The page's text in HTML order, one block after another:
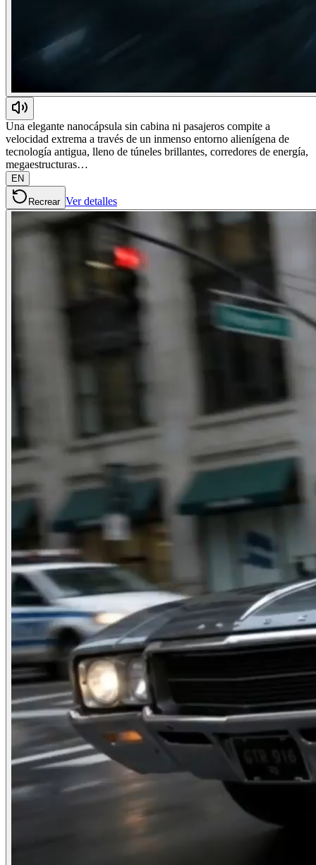
Una elegante nanocápsula sin cabina ni pasajeros compite a
velocidad extrema a través de un inmenso entorno alienígena de
tecnología antigua, lleno de túneles brillantes, corredores de energía,
megaestructuras…
EN
Recrear Ver detalles